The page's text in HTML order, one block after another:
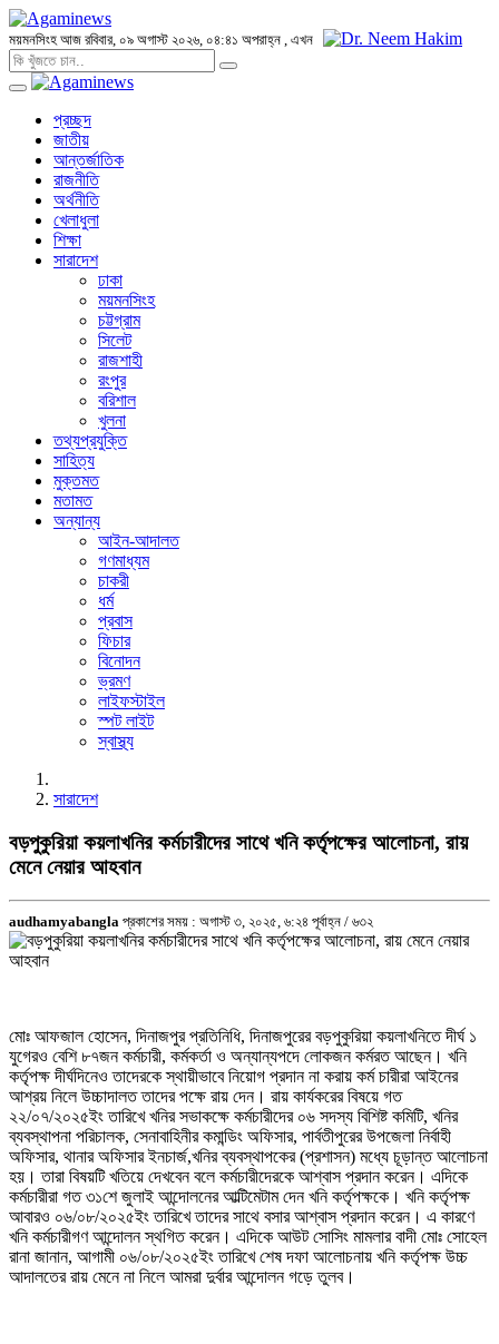
ময়মনসিংহ আজ রবিবার, ০৯ অগাস্ট ২০২৬, ০৪:৪১ অপরাহ্ন , এখন
প্রচ্ছদ
জাতীয়
আন্তর্জাতিক
রাজনীতি
অর্থনীতি
খেলাধুলা
শিক্ষা
সারাদেশ
ঢাকা
ময়মনসিংহ
চট্টগ্রাম
সিলেট
রাজশাহী
রংপুর
বরিশাল
খুলনা
তথ্যপ্রযুক্তি
সাহিত্য
মুক্তমত
মতামত
অন্যান্য
আইন-আদালত
গণমাধ্যম
চাকরী
ধর্ম
প্রবাস
ফিচার
বিনোদন
ভ্রমণ
লাইফস্টাইল
স্পট লাইট
স্বাস্থ্য
সারাদেশ
বড়পুকুরিয়া কয়লাখনির কর্মচারীদের সাথে খনি কর্তৃপক্ষের আলোচনা, রায়
মেনে নেয়ার আহবান
audhamyabangla প্রকাশের সময় : অগাস্ট ৩, ২০২৫, ৬:২৪ পূর্বাহ্ন / ৬৩২
মোঃ আফজাল হোসেন, দিনাজপুর প্রতিনিধি, দিনাজপুরের বড়পুকুরিয়া কয়লাখনিতে দীর্ঘ ১
যুগেরও বেশি ৮৭জন কর্মচারী, কর্মকর্তা ও অন্যান্যপদে লোকজন কর্মরত আছেন। খনি
কর্তৃপক্ষ দীর্ঘদিনেও তাদেরকে স্থায়ীভাবে নিয়োগ প্রদান না করায় কর্ম চারীরা আইনের
আশ্রয় নিলে উচ্চাদালত তাদের পক্ষে রায় দেন। রায় কার্যকরের বিষয়ে গত
২২/০৭/২০২৫ইং তারিখে খনির সভাকক্ষে কর্মচারীদের ০৬ সদস্য বিশিষ্ট কমিটি, খনির
ব্যবস্থাপনা পরিচালক, সেনাবাহিনীর কমান্ডিং অফিসার, পার্বতীপুরের উপজেলা নির্বাহী
অফিসার, থানার অফিসার ইনচার্জ,খনির ব্যবস্থাপকের (প্রশাসন) মধ্যে চূড়ান্ত আলোচনা
হয়। তারা বিষয়টি খতিয়ে দেখবেন বলে কর্মচারীদেরকে আশ্বাস প্রদান করেন। এদিকে
কর্মচারীরা গত ৩১শে জুলাই আন্দোলনের আল্টিমেটাম দেন খনি কর্তৃপক্ষকে। খনি কর্তৃপক্ষ
আবারও ০৬/০৮/২০২৫ইং তারিখে তাদের সাথে বসার আশ্বাস প্রদান করেন। এ কারণে
খনি কর্মচারীগণ আন্দোলন স্থগিত করেন। এদিকে আউট সোসিং মামলার বাদী মোঃ সোহেল
রানা জানান, আগামী ০৬/০৮/২০২৫ইং তারিখে শেষ দফা আলোচনায় খনি কর্তৃপক্ষ উচ্চ
আদালতের রায় মেনে না নিলে আমরা দুর্বার আন্দোলন গড়ে তুলব।